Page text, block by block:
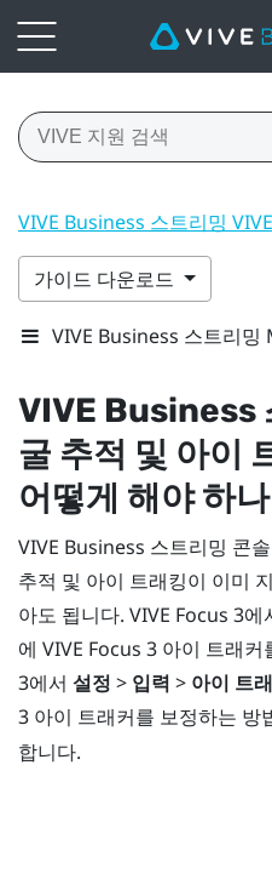
VIVE Business 스트리밍
가이드 다운로드
VIVE Business 스트리밍
VIVE Business
굴 추적 및 아이
어떻게 해야 하
VIVE Business 스트리밍 콘
추적 및 아이 트래킹이 이미
아도 됩니다. VIVE Focus 3에
에 VIVE Focus 3 아이 트래커
3에서 설정 > 입력 > 아이 트
3 아이 트래커를 보정하는 방
합니다.